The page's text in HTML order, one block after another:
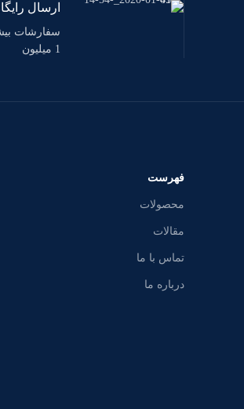
ارسال
سفارشات
1 میلیون
فهرست
محصولات
مقالات
تماس با ما
درباره ما